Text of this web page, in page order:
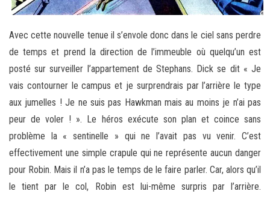
Avec cette nouvelle tenue il s’envole donc dans le ciel sans perdre
de temps et prend la direction de l’immeuble où quelqu’un est
posté sur surveiller l’appartement de Stephans. Dick se dit « Je
vais contourner le campus et je surprendrais par l’arrière le type
aux jumelles ! Je ne suis pas Hawkman mais au moins je n’ai pas
peur de voler ! ». Le héros exécute son plan et coince sans
problème la « sentinelle » qui ne l’avait pas vu venir. C’est
effectivement une simple crapule qui ne représente aucun danger
pour Robin. Mais il n’a pas le temps de le faire parler. Car, alors qu’il
le tient par le col, Robin est lui-même surpris par l’arrière.